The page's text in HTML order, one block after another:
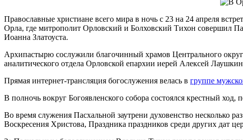
Православные христиане всего мира в ночь с 23 на 24 апреля
Орла, где митрополит Орловский и Болховский Тихон совершил
Иоанна Златоуста.
Архипастырю сослужили благочинный храмов Центрального
аналитического отдела Орловской епархии иерей Алексей
Прямая интернет-трансляция богослужения велась в группе
В полночь вокруг Богоявленского собора состоялся крестный
Во время служения Пасхальной заутрени духовенство несколько
Воскресения Христова, Праздника праздников среди других дат